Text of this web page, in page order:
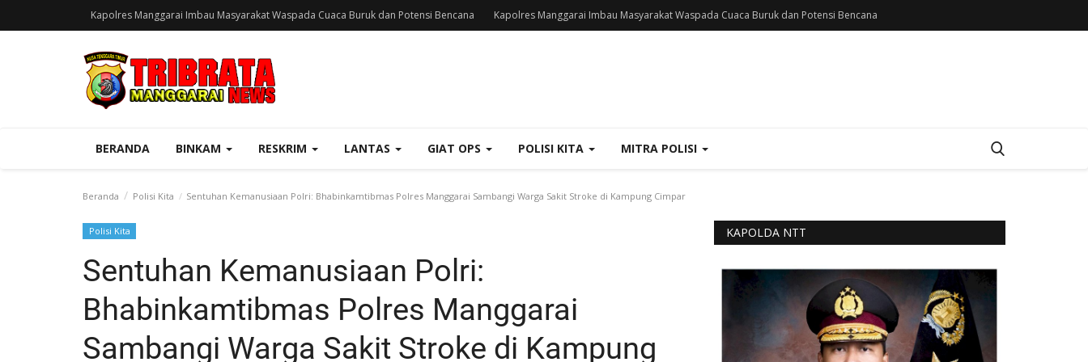
Kapolres Manggarai Imbau Masyarakat Waspada Cuaca Buruk dan Potensi Bencana Kapolres Manggarai Imbau Masyarakat Waspada Cuaca Buruk dan Potensi Bencana
BERANDA BINKAM RESKRIM LANTAS GIAT OPS POLISI KITA MITRA POLISI
Beranda Polisi Kita Sentuhan Kemanusiaan Polri: Bhabinkamtibmas Polres Manggarai Sambangi Warga Sakit Stroke di Kampung Cimpar
Polisi Kita
Sentuhan Kemanusiaan Polri:
Bhabinkamtibmas Polres Manggarai
Sambangi Warga Sakit Stroke di Kampung
KAPOLDA NTT